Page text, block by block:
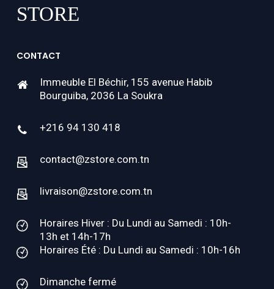
CONTACT
Immeuble El Béchir, 155 avenue Habib
Bourguiba, 2036 La Soukra
+216 94 130 418
contact@zstore.com.tn
livraison@zstore.com.tn
Horaires Hiver : Du Lundi au Samedi : 10h-
13h et 14h-17h
Horaires Été : Du Lundi au Samedi : 10h-16h
Dimanche fermé